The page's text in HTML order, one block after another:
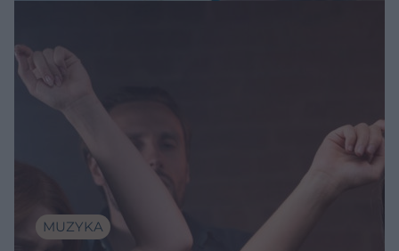
MUZYKA